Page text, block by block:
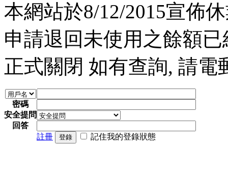
本網站於8/12/2015宣佈
申請退回未使用之餘額
正式關閉 如有查詢, 請電
密碼
安全提問
回答
註冊
登錄 記住我的登錄狀態